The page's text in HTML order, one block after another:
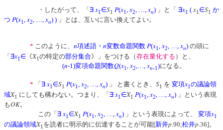
・したがって、「 ∃ x1 ∈S1 P(x1 x2 xn) 」と「 ∃x1 (x1 ∈S1 か
つ P(x1,x2, …,xn) ) 」とは、互いに言い換えてよい。
* このように、 n項述語・ n変数命題関数 P(x1,x2, …,xn) の頭に
「∃x1 ∈ 《X1の特定の部分集合》」をつける（存在量化する ）と、
(n-1)変項命題関数Q(x1,x2,…,xn-1)になる。
* 「 ∃ x1 ∈S1 P(x1,x2, …,xn) 」 と書くとき、 S1 を 変項x1の議論領
域X1 にしても構わない。つまり、「∃ x1 ∈X1 P(x1 x2 xn) 」という表現
もOK。
この「 ∃ x1 ∈X1 P(x1,x2, …,xn) 」という表現によって、 変項x1
の議論領域X1 を読者に明示的に伝達することが可能[新井p.90;松井p.36]。